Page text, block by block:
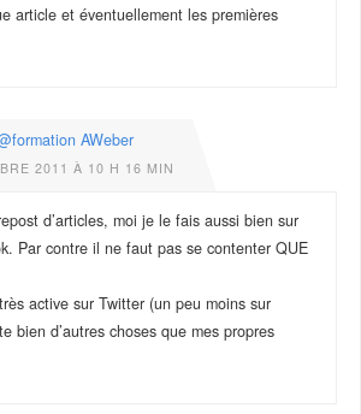
article et éventuellement les premières
AWeber
2011 À 10 H 16 MIN
d’articles, moi je le fais aussi bien sur
Par contre il ne faut pas se contenter QUE
active sur Twitter (un peu moins sur
bien d’autres choses que mes propres